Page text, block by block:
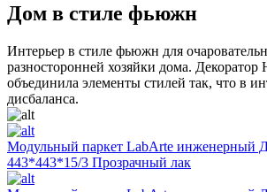
Дом в стиле фьюжн
Интерьер в стиле фьюжн для
разносторонней хозяйки дома.
объединила элементы стилей так, что в
дисбаланса.
Модульный паркет LabArte инженерный
443*443*15/3 Прозрачный лак